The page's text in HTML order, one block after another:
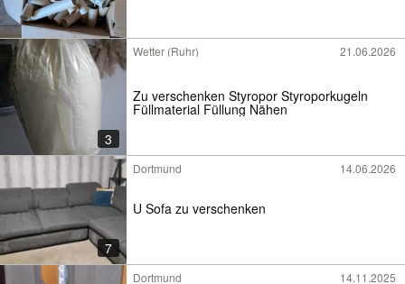
3
Wetter (Ruhr) 21.06.2026
Zu verschenken Styropor Styroporkugeln
Füllmaterial Füllung Nähen
7
Dortmund 14.06.2026
U Sofa zu verschenken
Dortmund 14.11.2025